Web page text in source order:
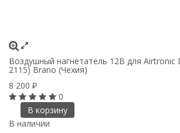
Воздушный нагнетатель 12В для Airtronic
2115) Brano (Чехия)
8 200 ₽
0
В корзину
В наличии